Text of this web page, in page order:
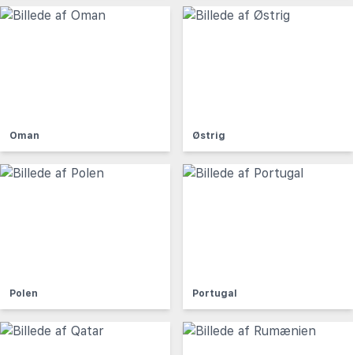
Oman Østrig
Polen Portugal